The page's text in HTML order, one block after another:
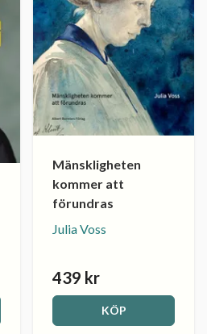
Mänskligheten
kommer att
förundras
Julia Voss
439 kr
KÖP